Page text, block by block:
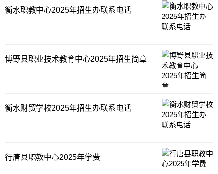
衡水职教中心2025年招生办联系电话
博野县职业技术教育中心2025年招生简章
衡水财贸学校2025年招生办联系电话
行唐县职教中心2025年学费